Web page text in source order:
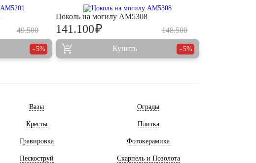
49.500
5%
Цоколь на могилу AM5308
148.500
141.100₽
Купить 5%
Вазы Ограды
Кресты Плитка
Гравировка Фотокерамика
Пескоструй Скарпель и Позолота